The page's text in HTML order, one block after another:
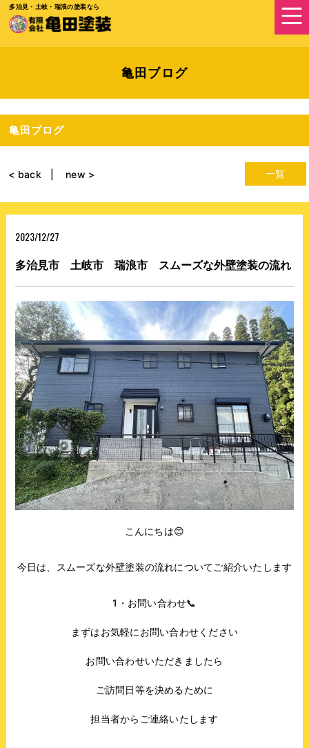
多治見・土岐・瑞浪の塗装なら
亀田ブログ
亀田ブログ
一覧
< back new >
2023/12/27
多治見市 土岐市 瑞浪市 スムーズな外壁塗装の流れ
こんにちは😊
今日は、スムーズな外壁塗装の流れについてご紹介いたします
1・お問い合わせ📞
まずはお気軽にお問い合わせください
お問い合わせいただきましたら
ご訪問日等を決めるために
担当者からご連絡いたします